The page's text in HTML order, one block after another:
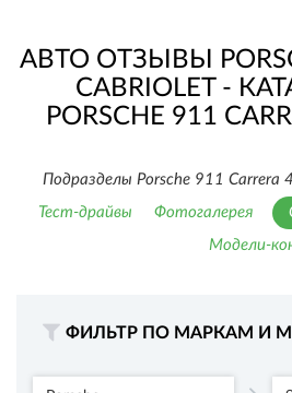
АВТО ОТЗЫВЫ
CABRIOLET -
PORSCHE 911
Подразделы Porsche 911 Carrera
Тест-драйвы
Фотогалерея
Модели-
ФИЛЬТР ПО МАРКАМ И